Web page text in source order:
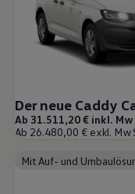
Der neue Caddy
Ab 31.511,20 € inkl.
Ab 26.480,00 € exkl.
Mit Auf- und